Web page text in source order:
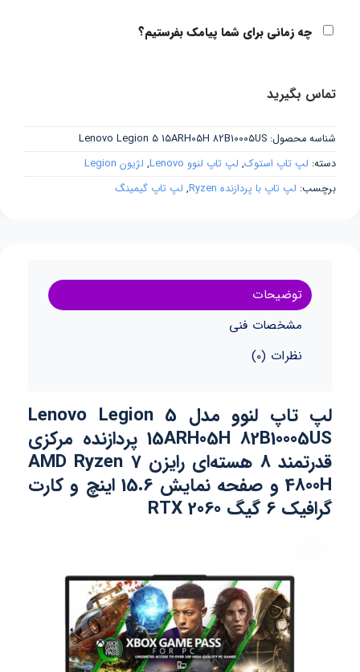
چه زمانی برای شما پیامک بفرستیم؟
تماس بگیرید
شناسه محصول: Lenovo Legion 5 15ARH05H 82B10005US
دسته: لپ تاپ استوک, لپ تاپ لنوو Lenovo , لژیون Legion
برچسب: لپ تاپ با پردازنده Ryzen , لپ تاپ گیمینگ
توضیحات
مشخصات فنی
نظرات (0)
لپ تاپ لنوو مدل Lenovo Legion 5
15ARH05H 82B10005US پردازنده مرکزی
قدرتمند 8 هسته‌ای رایزن AMD Ryzen 7
4800H و صفحه نمایش 15.6 اینچ و کارت
گرافیک 6 گیگ RTX 2060